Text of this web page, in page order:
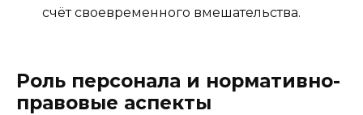
счёт своевременного вмешательства.
Роль персонала и нормативно-
правовые аспекты